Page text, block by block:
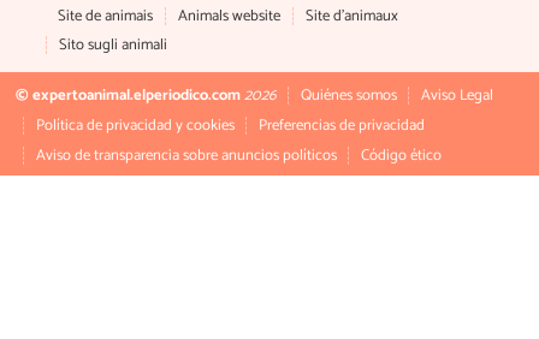
Site de animais Animals website
Site d'animaux
Sito sugli animali
© expertoanimal.elperiodico.com2026 Quiénes somos
Aviso Legal
Política de privacidad y cookies
Preferencias de privacidad
Aviso de transparencia sobre anuncios políticos
Código ético